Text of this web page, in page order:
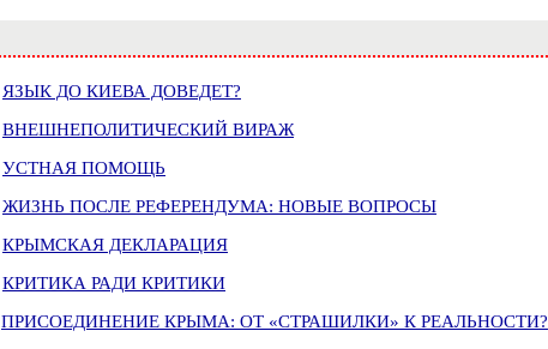
ЯЗЫК ДО КИЕВА ДОВЕДЕТ?
ВНЕШНЕПОЛИТИЧЕСКИЙ ВИРАЖ
УСТНАЯ ПОМОЩЬ
ЖИЗНЬ ПОСЛЕ РЕФЕРЕНДУМА: НОВЫЕ ВОПРОСЫ
КРЫМСКАЯ ДЕКЛАРАЦИЯ
КРИТИКА РАДИ КРИТИКИ
ПРИСОЕДИНЕНИЕ КРЫМА: ОТ «СТРАШИЛКИ» К РЕАЛЬНОСТИ?